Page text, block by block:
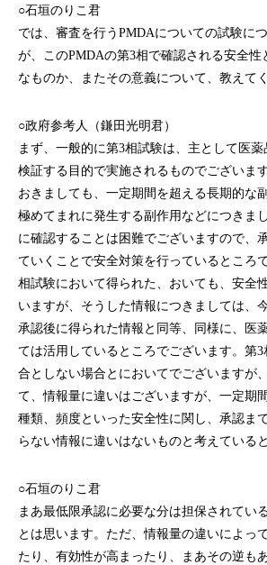
○石垣のりこ君
では、審査を行うPMDAについての試験に
が、このPMDAの第3相で確認される安全性
なものか、またその意義について、教えて
○政府参考人（鎌田光明君）
まず、一般的に第3相試験は、主として医薬
検証する目的で実施されるものでございま
おきましても、一定期間を超える長期的な
極めてまれに発生する副作用などにつきま
に確認することは困難でございますので、
ていくことで安全対策を行っているところ
相試験において得られた、おいても、安全
いますが、そうした情報につきましては、
承認後に得られた情報と同等、同様に、医
ては活用しているところでございます。第
合としない場合とにおいてでございますが
て、情報量に違いはございますが、一定期
種類、頻度といった安全性に関し、承認ま
らない情報に違いはないものと考えている
○石垣のりこ君
まあ最低限承認に必要な分は担保されてい
とは思います。ただ、情報量の違いによっ
たり、有効性が高まったり、まあその逆も